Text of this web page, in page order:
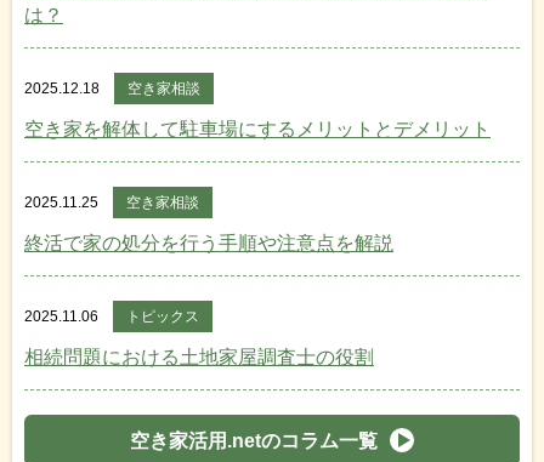
は？
2025.12.18 空き家相談
空き家を解体して駐車場にするメリットとデメリット
2025.11.25 空き家相談
終活で家の処分を行う手順や注意点を解説
2025.11.06 トピックス
相続問題における土地家屋調査士の役割
空き家活用.netのコラム一覧